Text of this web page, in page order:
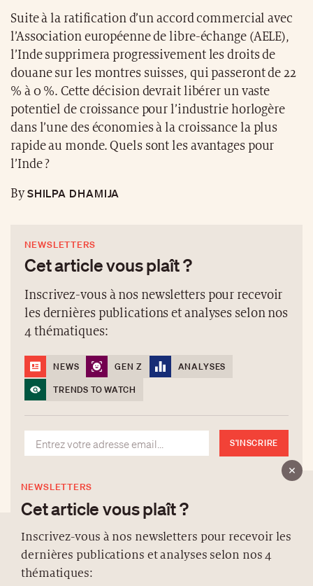
Suite à la ratification d’un accord commercial avec
l’Association européenne de libre-échange (AELE),
l’Inde supprimera progressivement les droits de
douane sur les montres suisses, qui passeront de 22
% à 0 %. Cette décision devrait libérer un vaste
potentiel de croissance pour l’industrie horlogère
dans l’une des économies à la croissance la plus
rapide au monde. Quels sont les avantages pour
l’Inde ?
BySHILPA DHAMIJA
NEWSLETTERS
Cet article vous plaît ?
Inscrivez-vous à nos newsletters pour recevoir
les dernières publications et analyses selon nos
4 thématiques:
NEWS GEN Z
ANALYSES
TRENDS TO WATCH
S'INSCRIRE
NEWSLETTERS
Cet article vous plaît ?
Inscrivez-vous à nos newsletters pour recevoir les
dernières publications et analyses selon nos 4
thématiques:
À PROPOS